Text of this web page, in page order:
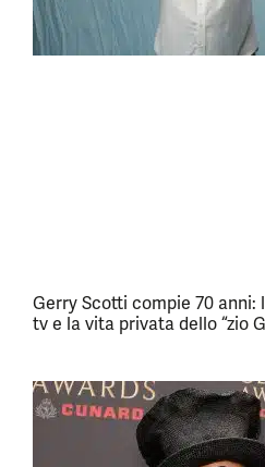
Gerry Scotti compie 70
tv e la vita privata dello “zio